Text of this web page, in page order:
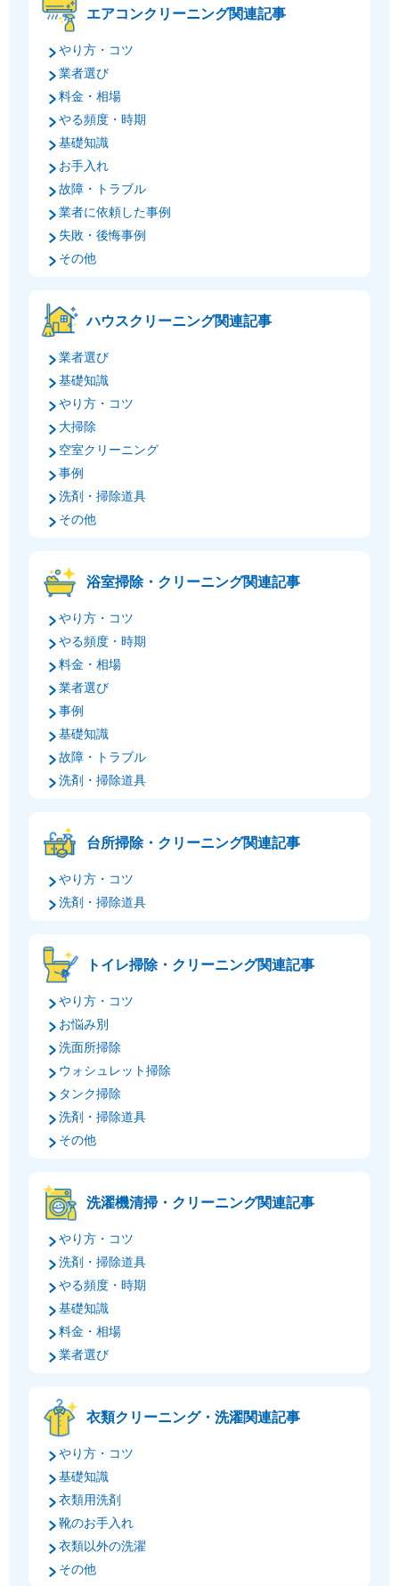
エアコンクリーニング関連記事
やり方・コツ
業者選び
料金・相場
やる頻度・時期
基礎知識
お手入れ
故障・トラブル
業者に依頼した事例
失敗・後悔事例
その他
ハウスクリーニング関連記事
業者選び
基礎知識
やり方・コツ
大掃除
空室クリーニング
事例
洗剤・掃除道具
その他
浴室掃除・クリーニング関連記事
やり方・コツ
やる頻度・時期
料金・相場
業者選び
事例
基礎知識
故障・トラブル
洗剤・掃除道具
台所掃除・クリーニング関連記事
やり方・コツ
洗剤・掃除道具
トイレ掃除・クリーニング関連記事
やり方・コツ
お悩み別
洗面所掃除
ウォシュレット掃除
タンク掃除
洗剤・掃除道具
その他
洗濯機清掃・クリーニング関連記事
やり方・コツ
洗剤・掃除道具
やる頻度・時期
基礎知識
料金・相場
業者選び
衣類クリーニング・洗濯関連記事
やり方・コツ
基礎知識
衣類用洗剤
靴のお手入れ
衣類以外の洗濯
その他